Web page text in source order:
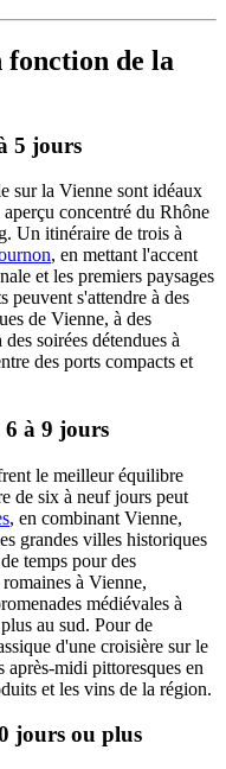
fonction de la
5 jours
sur la Vienne sont idéaux
concentré du Rhône
Un itinéraire de trois à
, en mettant l'accent
et les premiers paysages
peuvent s'attendre à des
de Vienne, à des
soirées détendues à
des ports compacts et
6 à 9 jours
le meilleur équilibre
de six à neuf jours peut
, en combinant Vienne,
grandes villes historiques
temps pour des
à Vienne,
médiévales à
au sud. Pour de
d'une croisière sur le
après-midi pittoresques en
et les vins de la région.
jours ou plus